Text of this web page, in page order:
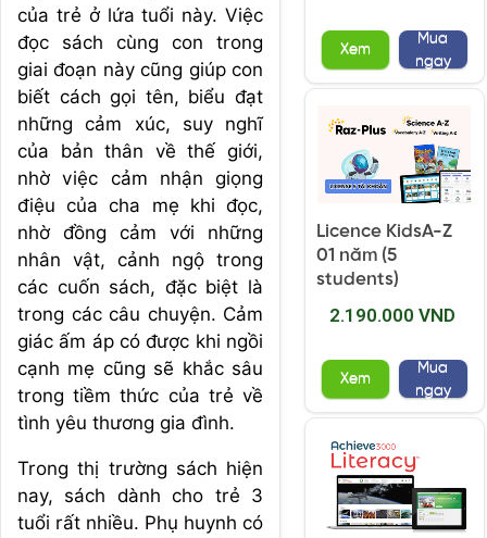
của trẻ ở lứa tuổi này. Việc
đọc sách cùng con trong
giai đoạn này cũng giúp con
biết cách gọi tên, biểu đạt
những cảm xúc, suy nghĩ
của bản thân về thế giới,
nhờ việc cảm nhận giọng
điệu của cha mẹ khi đọc,
nhờ đồng cảm với những
nhân vật, cảnh ngộ trong
các cuốn sách, đặc biệt là
trong các câu chuyện. Cảm
giác ấm áp có được khi ngồi
cạnh mẹ cũng sẽ khắc sâu
trong tiềm thức của trẻ về
tình yêu thương gia đình.
Trong thị trường sách hiện
nay, sách dành cho trẻ 3
tuổi rất nhiều. Phụ huynh có
Xem
Mua
ngay
Licence KidsA-Z
01 năm (5
students)
2.190.000 VND
Xem
Mua
ngay